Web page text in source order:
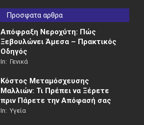
Προσφατα αρθρα
Απόφραξη Νεροχύτη: Πώς
Ξεβουλώνει Άμεσα – Πρακτικός
Οδηγός
In: Γενικά
Κόστος Μεταμόσχευσης
Μαλλιών: Τι Πρέπει να Ξέρετε
πριν Πάρετε την Απόφασή σας
In: Υγεία